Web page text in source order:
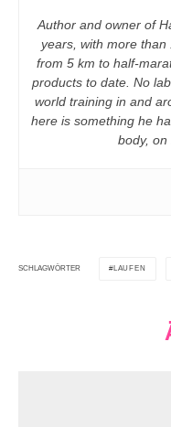
Author and owner of
years, with more
from 5 km to half-
products to date. No
world training in and
here is something he
body, on
SCHLAGWÖRTER LAUFEN